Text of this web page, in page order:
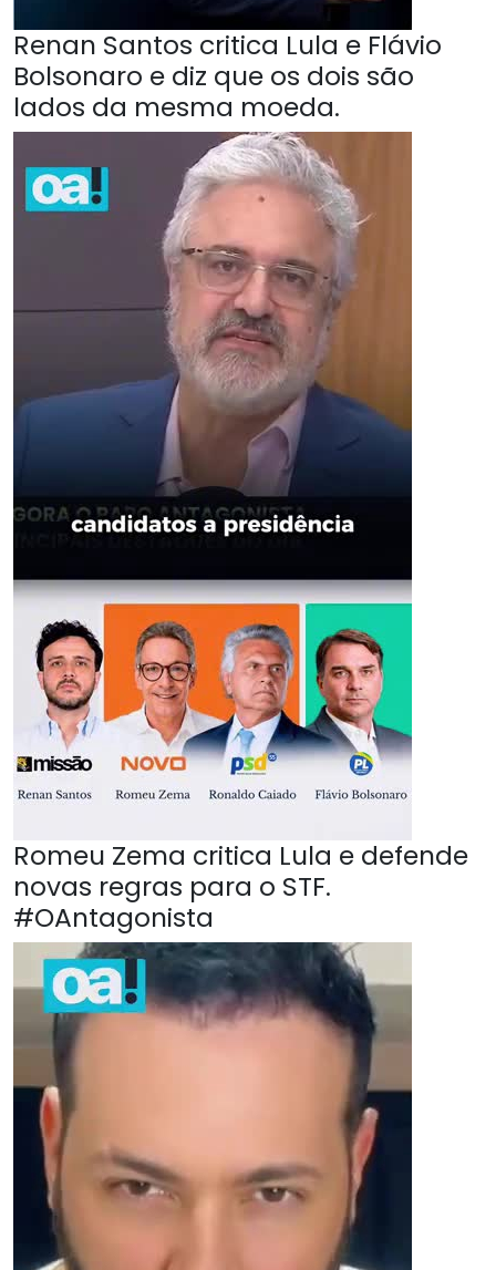
Renan Santos critica Lula e Flávio
Bolsonaro e diz que os dois são
lados da mesma moeda.
Romeu Zema critica Lula e defende
novas regras para o STF.
#OAntagonista